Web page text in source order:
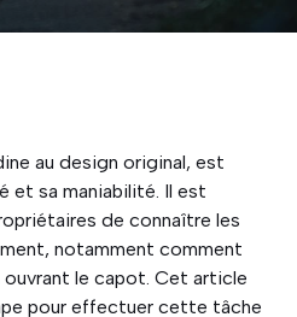
au design original, est
et sa maniabilité. Il est
de connaître les
notamment comment
le capot. Cet article
pour effectuer cette tâche